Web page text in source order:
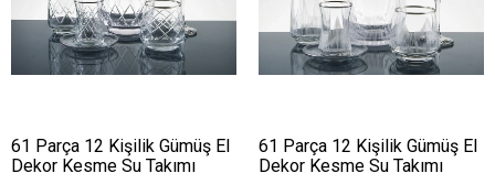
61 Parça 12 Kişilik Gümüş El
Dekor Kesme Su Takımı
61 Parça 12 Kişilik Gümüş El
Dekor Kesme Su Takımı